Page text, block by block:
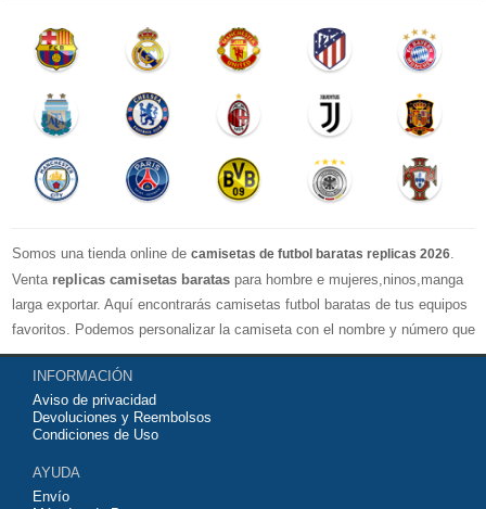
Somos una tienda online de camisetas de futbol baratas replicas 2026.
Venta replicas camisetas baratas para hombre e mujeres,ninos,manga
larga exportar. Aquí encontrarás camisetas futbol baratas de tus equipos
favoritos. Podemos personalizar la camiseta con el nombre y número que
quieras. Nuestrascamisetas de futbol replicasson de máxima calidad
tailandesa por lo que estamos convencidos que quedarás muy satisfecho
con ella. Estas camisetas tienen un tejido transpirable por lo que te
servirán para jugar al fútbol o simplemente para animar a tu equipo
contáctanos y haremos lo posible para conseguirtela lo más barata
posible.
INFORMACIÓN
Aviso de privacidad
Devoluciones y Reembolsos
Condiciones de Uso
AYUDA
Envío